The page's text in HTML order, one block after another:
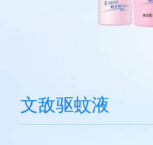
文敌驱蚊液